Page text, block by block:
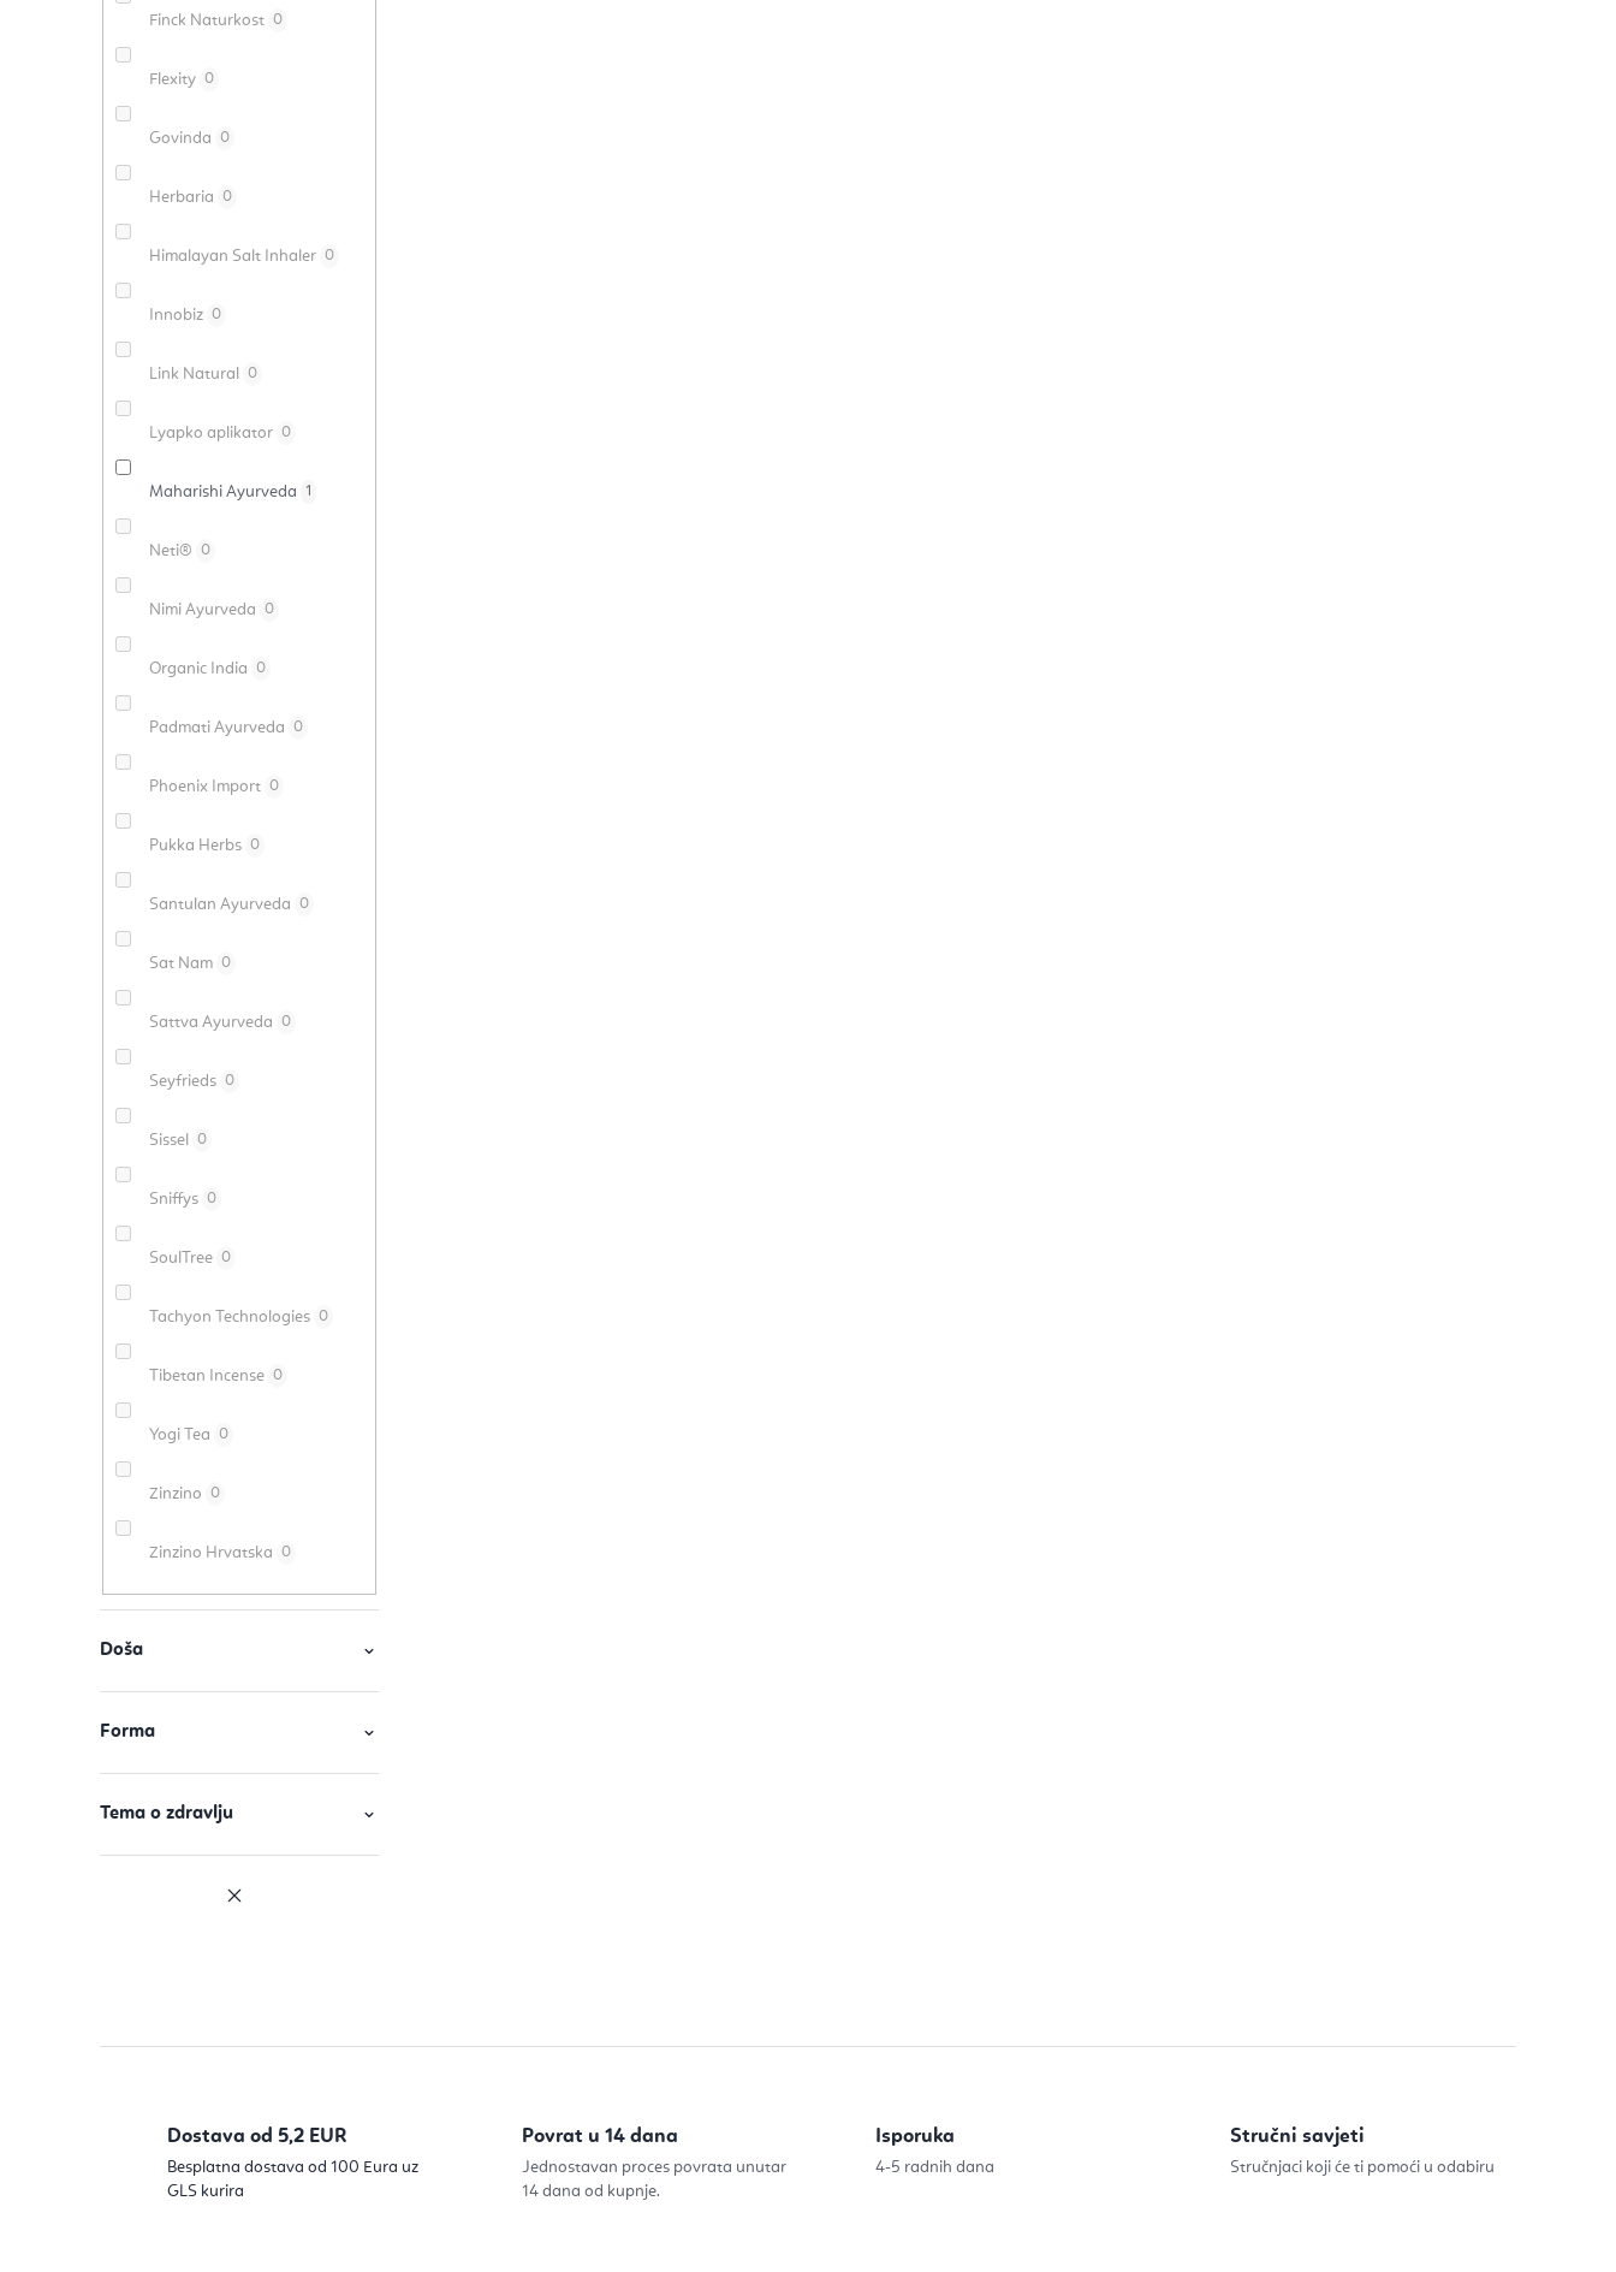
Finck Naturkost 0
Flexity 0
Govinda 0
Herbaria 0
Himalayan Salt Inhaler 0
Innobiz 0
Link Natural 0
Lyapko aplikator 0
Maharishi Ayurveda 1
Neti® 0
Nimi Ayurveda 0
Organic India 0
Padmati Ayurveda 0
Phoenix Import 0
Pukka Herbs 0
Santulan Ayurveda 0
Sat Nam 0
Sattva Ayurveda 0
Seyfrieds 0
Sissel 0
Sniffys 0
SoulTree 0
Tachyon Technologies 0
Tibetan Incense 0
Yogi Tea 0
Zinzino 0
Zinzino Hrvatska 0
Doša
Forma
Tema o zdravlju
Dostava od 5,2 EUR
Besplatna dostava od 100 Eura uz
GLS kurira
Povrat u 14 dana
Jednostavan proces povrata unutar
14 dana od kupnje.
Isporuka
4-5 radnih dana
Stručni savjeti
Stručnjaci koji će ti pomoći u odabiru